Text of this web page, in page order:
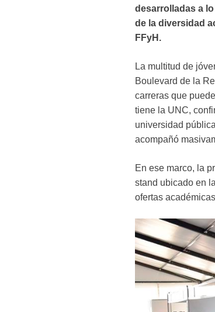
desarrolladas a
de la diversidad
FFyH.
La multitud de
Boulevard de la
carreras que
tiene la UNC,
universidad
acompañó
En ese marco, la
stand ubicado en
ofertas